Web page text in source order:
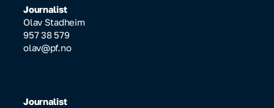
Journalist
Olav Stadheim
957 38 579
olav@pf.no
Journalist